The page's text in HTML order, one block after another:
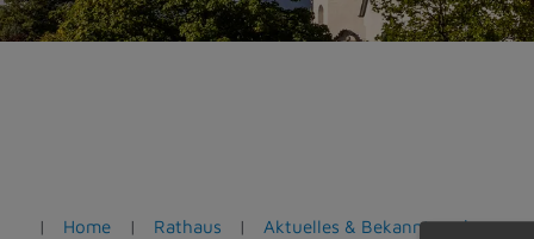
e
n
Home Rathaus Aktuelles & Bekanntmachungen